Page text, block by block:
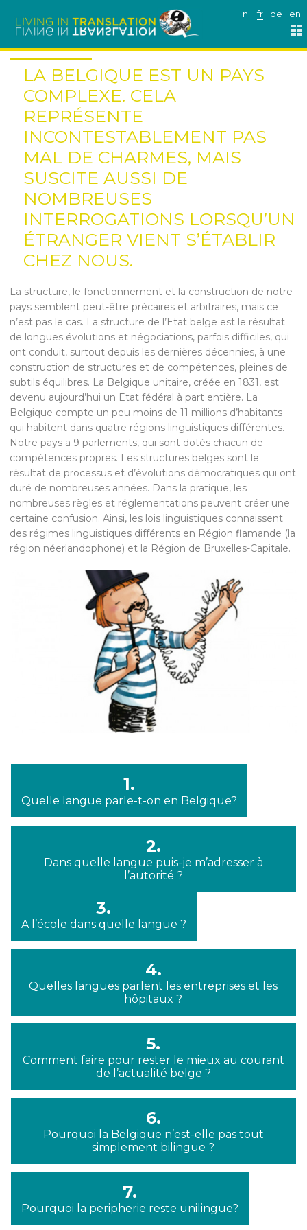
nl fr de en
LA BELGIQUE EST UN PAYS
COMPLEXE. CELA
REPRÉSENTE
INCONTESTABLEMENT PAS
MAL DE CHARMES, MAIS
SUSCITE AUSSI DE
NOMBREUSES
INTERROGATIONS LORSQU’UN
ÉTRANGER VIENT S’ÉTABLIR
CHEZ NOUS.
La structure, le fonctionnement et la construction de notre
pays semblent peut-être précaires et arbitraires, mais ce
n’est pas le cas. La structure de l’Etat belge est le résultat
de longues évolutions et négociations, parfois difficiles, qui
ont conduit, surtout depuis les dernières décennies, à une
construction de structures et de compétences, pleines de
subtils équilibres. La Belgique unitaire, créée en 1831, est
devenu aujourd’hui un Etat fédéral à part entière. La
Belgique compte un peu moins de 11 millions d’habitants
qui habitent dans quatre régions linguistiques différentes.
Notre pays a 9 parlements, qui sont dotés chacun de
compétences propres. Les structures belges sont le
résultat de processus et d’évolutions démocratiques qui ont
duré de nombreuses années. Dans la pratique, les
nombreuses règles et réglementations peuvent créer une
certaine confusion. Ainsi, les lois linguistiques connaissent
des régimes linguistiques différents en Région flamande (la
région néerlandophone) et la Région de Bruxelles-Capitale.
1.
Quelle langue parle-t-on en Belgique?
2.
Dans quelle langue puis-je m’adresser à
l’autorité ?
3.
A l’école dans quelle langue ?
4.
Quelles langues parlent les entreprises et les
hôpitaux ?
5.
Comment faire pour rester le mieux au courant
de l’actualité belge ?
6.
Pourquoi la Belgique n’est-elle pas tout
simplement bilingue ?
7.
Pourquoi la peripherie reste unilingue?